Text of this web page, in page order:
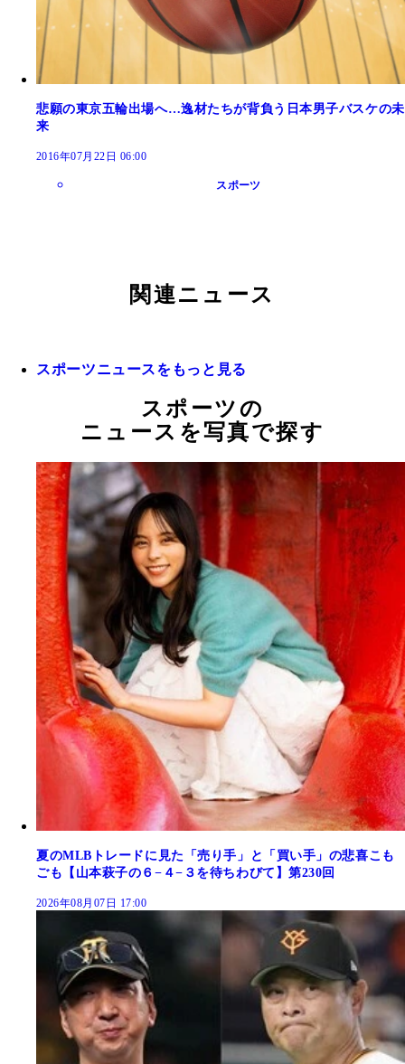
悲願の東京五輪出場へ…逸材たちが背負う日本男子バスケの未
来
2016年07月22日 06:00
スポーツ
関連ニュース
スポーツニュースをもっと見る
スポーツの
ニュースを写真で探す
夏のMLBトレードに見た「売り手」と「買い手」の悲喜こも
ごも【山本萩子の６−４−３を待ちわびて】第230回
2026年08月07日 17:00